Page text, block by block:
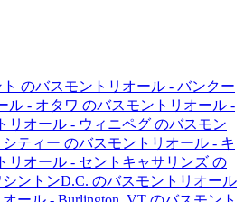
のバスモントリオール - バンクー
ル - オタワ のバスモントリオール -
リオール - ウィニペグ のバスモン
ティー のバスモントリオール - キ
リオール - セントキャサリンズ の
ントンD.C. のバスモントリオール